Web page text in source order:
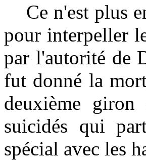
Ce n'est plus
pour interpeller
par l'autorité de
fut donné la
deuxième
suicidés qui
spécial avec les